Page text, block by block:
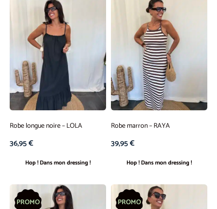
Robe longue noire – LOLA
36,95€
Hop ! Dans mon dressing !
Robe marron – RAYA
39,95€
Hop ! Dans mon dressing !
PROMO PROMO